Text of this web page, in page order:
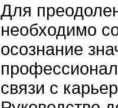
Для
необходимо
осознание
связи с